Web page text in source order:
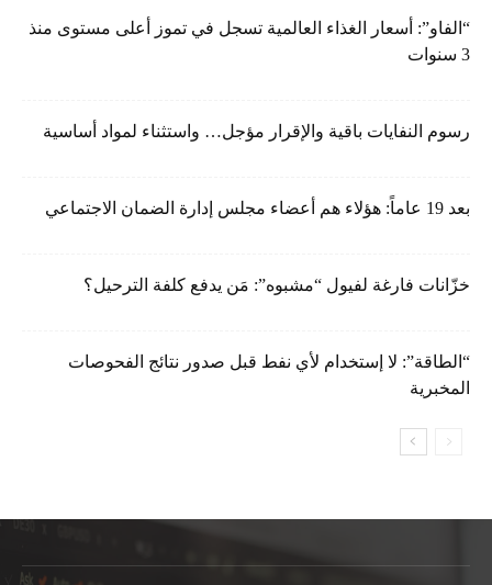
“الفاو”: أسعار الغذاء العالمية تسجل في تموز أعلى مستوى منذ
3 سنوات
رسوم النفايات باقية والإقرار مؤجل… واستثناء لمواد أساسية
بعد 19 عاماً: هؤلاء هم أعضاء مجلس إدارة الضمان الاجتماعي
خزّانات فارغة لفيول “مشبوه”: مَن يدفع كلفة الترحيل؟
“الطاقة”: لا إستخدام لأي نفط قبل صدور نتائج الفحوصات
المخبرية